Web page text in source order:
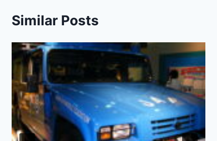
Similar Posts